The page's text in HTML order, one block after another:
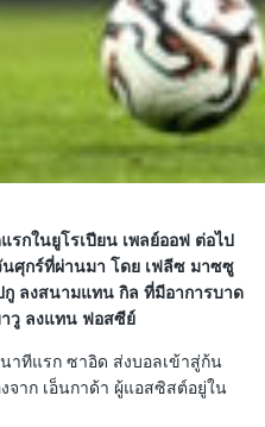
กในยูโรเปียน เพลย์ออฟ ต่อไป
นศุกร์ที่ผ่านมา โดย เฟลีซ มาซซู
กู ลงสนามแทน กิล ที่มีอาการบาด
วู ลงแทน ฟอสซีย์
าทีแรก ซาอิด ส่งบอลเข้าสู่ก้น
จาก เอ็นกาด้า ผู้แอสซิสต์อยู่ใน